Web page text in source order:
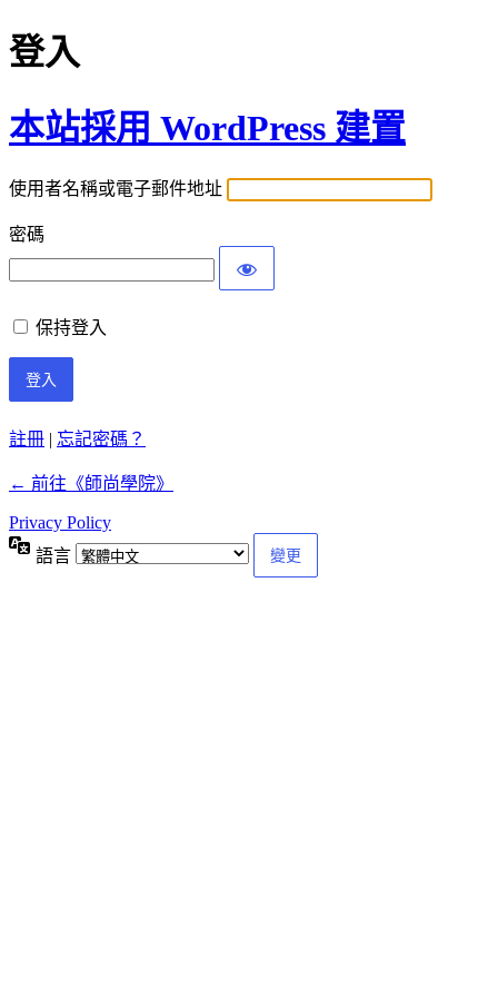
登入
本站採用 WordPress 建置
使用者名稱或電子郵件地址
密碼
保持登入
註冊 | 忘記密碼？
← 前往《師尚學院》
Privacy Policy
語言